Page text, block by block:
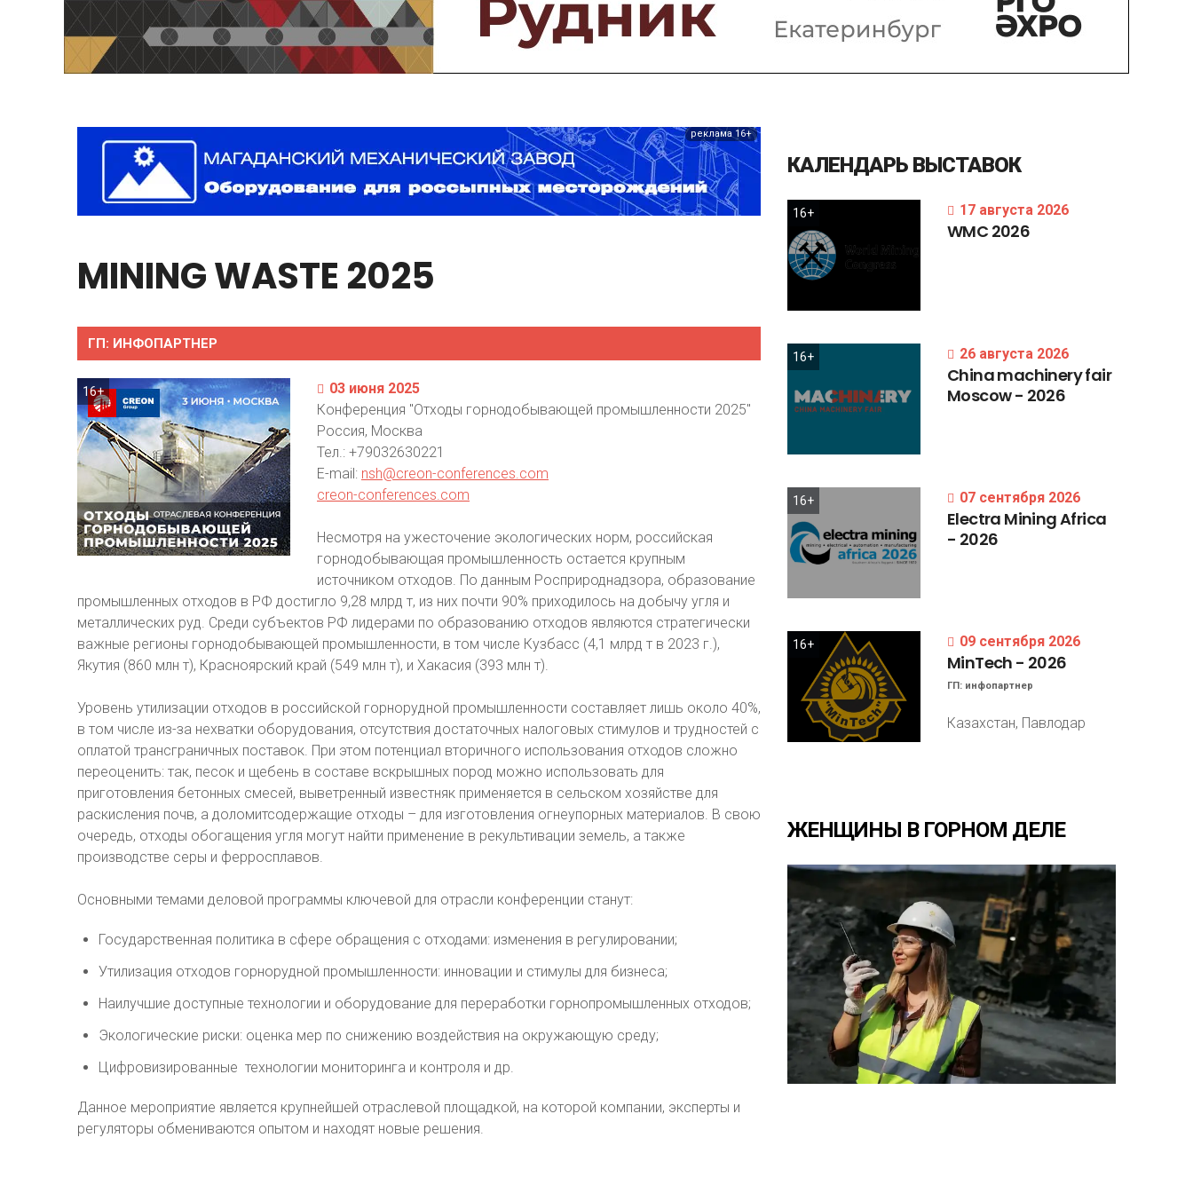
Предприятия и компании
Интервью
Выставки, Конференции
реклама 16+
MININGWASTE 2025
ГП: ИНФОПАРТНЕР
16+
03 июня 2025
Конференция "Отходы горнодобывающей промышленности 2025"
Россия, Москва
Тел.: +79032630221
E-mail: nsh@creon-conferences.com
creon-conferences.com
Несмотря на ужесточение экологических норм, российская
горнодобывающая промышленность остается крупным
источником отходов. По данным Росприроднадзора, образование
промышленных отходов в РФ достигло 9,28 млрд т, из них почти 90% приходилось на добычу угля и
металлических руд. Среди субъектов РФ лидерами по образованию отходов являются стратегически
важные регионы горнодобывающей промышленности, в том числе Кузбасс (4,1 млрд т в 2023 г.),
Якутия (860 млн т), Красноярский край (549 млн т), и Хакасия (393 млн т).
Уровень утилизации отходов в российской горнорудной промышленности составляет лишь около 40%,
в том числе из-за нехватки оборудования, отсутствия достаточных налоговых стимулов и трудностей с
оплатой трансграничных поставок. При этом потенциал вторичного использования отходов сложно
переоценить: так, песок и щебень в составе вскрышных пород можно использовать для
приготовления бетонных смесей, выветренный известняк применяется в сельском хозяйстве для
раскисления почв, а доломитсодержащие отходы – для изготовления огнеупорных материалов. В свою
очередь, отходы обогащения угля могут найти применение в рекультивации земель, а также
производстве серы и ферросплавов.
Основными темами деловой программы ключевой для отрасли конференции станут:
Государственная политика в сфере обращения с отходами: изменения в регулировании;
Утилизация отходов горнорудной промышленности: инновации и стимулы для бизнеса;
Наилучшие доступные технологии и оборудование для переработки горнопромышленных отходов;
Экологические риски: оценка мер по снижению воздействия на окружающую среду;
Цифровизированные технологии мониторинга и контроля и др.
Данное мероприятие является крупнейшей отраслевой площадкой, на которой компании, эксперты и
регуляторы обмениваются опытом и находят новые решения.
КАЛЕНДАРЬ ВЫСТАВОК
16+ 17 августа 2026
WMC 2026
16+ 26 августа 2026
Chinamachineryfair
Moscow- 2026
16+ 07 сентября 2026
Electra MiningAfrica
- 2026
16+ 09 сентября 2026
MinTech - 2026
ГП: инфопартнер
Казахстан, Павлодар
ЖЕНЩИНЫ В ГОРНОМ ДЕЛЕ